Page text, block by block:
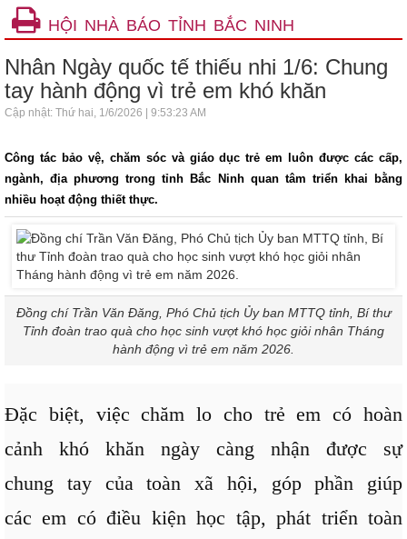
HỘI NHÀ BÁO TỈNH BẮC NINH
Nhân Ngày quốc tế thiếu nhi 1/6: Chung
tay hành động vì trẻ em khó khăn
Cập nhật: Thứ hai, 1/6/2026 | 9:53:23 AM
Công tác bảo vệ, chăm sóc và giáo dục trẻ em luôn được các cấp,
ngành, địa phương trong tỉnh Bắc Ninh quan tâm triển khai bằng
nhiều hoạt động thiết thực.
Đồng chí Trần Văn Đăng, Phó Chủ tịch Ủy ban MTTQ tỉnh, Bí thư
Tỉnh đoàn trao quà cho học sinh vượt khó học giỏi nhân Tháng
hành động vì trẻ em năm 2026.
Đặc biệt, việc chăm lo cho trẻ em có hoàn
cảnh khó khăn ngày càng nhận được sự
chung tay của toàn xã hội, góp phần giúp
các em có điều kiện học tập, phát triển toàn